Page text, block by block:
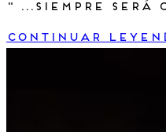
" ...siempre será
Continuar